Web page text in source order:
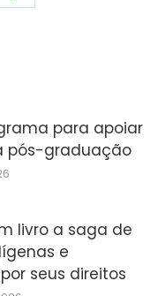
para apoiar
pós-graduação
livro a saga de
e
seus direitos